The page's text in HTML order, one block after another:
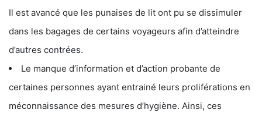
Il est avancé que les punaises de lit ont pu se dissimuler
dans les bagages de certains voyageurs afin d’atteindre
d’autres contrées.
Le manque d’information et d’action probante de
certaines personnes ayant entrainé leurs proliférations en
méconnaissance des mesures d’hygiène. Ainsi, ces